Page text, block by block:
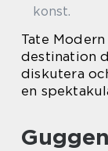
konst.
Tate
destination
diskutera
en